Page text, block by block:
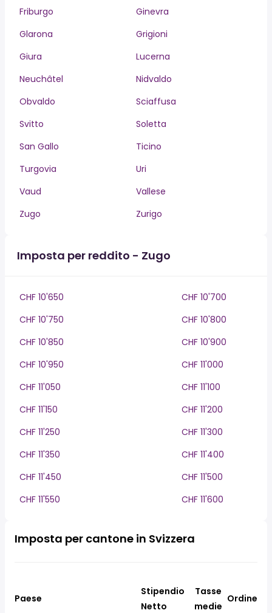
Friburgo
Ginevra
Glarona
Grigioni
Giura
Lucerna
Neuchâtel
Nidvaldo
Obvaldo
Sciaffusa
Svitto
Soletta
San Gallo
Ticino
Turgovia
Uri
Vaud
Vallese
Zugo
Zurigo
Imposta per reddito - Zugo
CHF 10'650
CHF 10'700
CHF 10'750
CHF 10'800
CHF 10'850
CHF 10'900
CHF 10'950
CHF 11'000
CHF 11'050
CHF 11'100
CHF 11'150
CHF 11'200
CHF 11'250
CHF 11'300
CHF 11'350
CHF 11'400
CHF 11'450
CHF 11'500
CHF 11'550
CHF 11'600
Imposta per cantone in Svizzera
Paese
Stipendio
Netto
Tasse
medie
Ordine